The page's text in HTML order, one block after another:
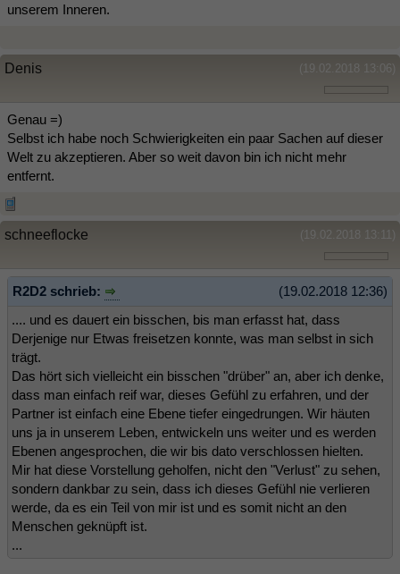
unserem Inneren.
(19.02.2018 13:06)
Denis
Genau =)
Selbst ich habe noch Schwierigkeiten ein paar Sachen auf dieser
Welt zu akzeptieren. Aber so weit davon bin ich nicht mehr
entfernt.
(19.02.2018 13:11)
schneeflocke
(19.02.2018 12:36)
R2D2 schrieb:
.... und es dauert ein bisschen, bis man erfasst hat, dass
Derjenige nur Etwas freisetzen konnte, was man selbst in sich
trägt.
Das hört sich vielleicht ein bisschen "drüber" an, aber ich denke,
dass man einfach reif war, dieses Gefühl zu erfahren, und der
Partner ist einfach eine Ebene tiefer eingedrungen. Wir häuten
uns ja in unserem Leben, entwickeln uns weiter und es werden
Ebenen angesprochen, die wir bis dato verschlossen hielten.
Mir hat diese Vorstellung geholfen, nicht den "Verlust" zu sehen,
sondern dankbar zu sein, dass ich dieses Gefühl nie verlieren
werde, da es ein Teil von mir ist und es somit nicht an den
Menschen geknüpft ist.
...